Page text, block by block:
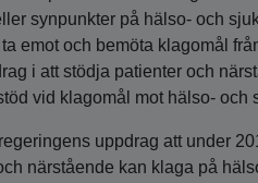
synpunkter på hälso- och
emot och bemöta klagomål
i att stödja patienter och
vid klagomål mot hälso- och
uppdrag att under
närstående kan klaga på